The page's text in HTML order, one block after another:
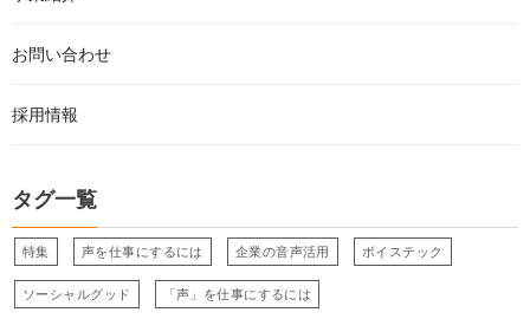
お問い合わせ
採用情報
タグ一覧
特集 声を仕事にするには 企業の音声活用 ボイステック
ソーシャルグッド 「声」を仕事にするには